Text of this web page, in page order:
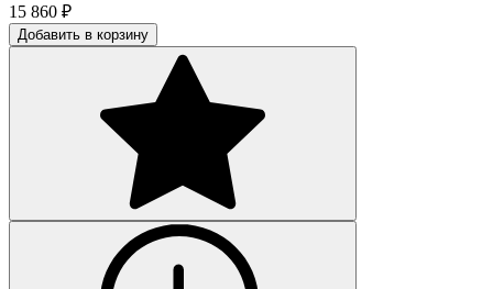
15 860 ₽
Добавить в корзину